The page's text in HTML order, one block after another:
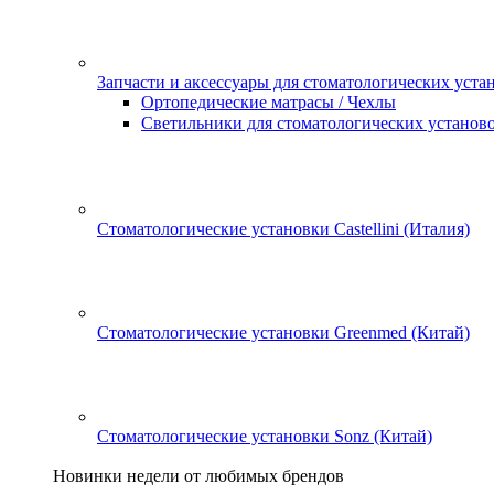
Запчасти и аксессуары для стоматологических
Ортопедические матрасы / Чехлы
Светильники для стоматологических
Стоматологические установки Castellini (Италия)
Стоматологические установки Greenmed (Китай)
Стоматологические установки Sonz (Китай)
Новинки недели от любимых брендов